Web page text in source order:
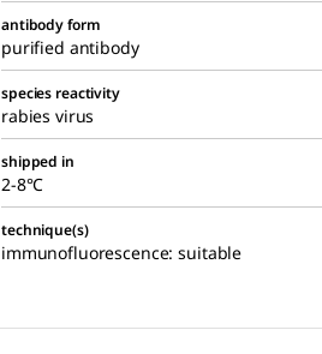
antibody form
purified antibody
species reactivity
rabies virus
shipped in
2-8°C
technique(s)
immunofluorescence: suitable